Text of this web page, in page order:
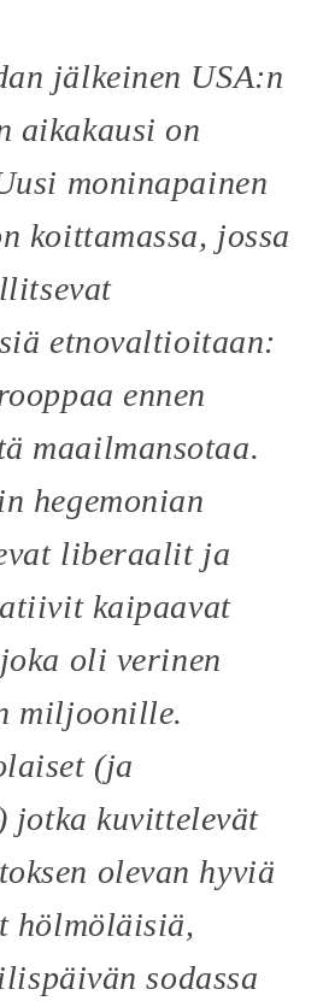
jälkeinen USA:n
aikakausi on
moninapainen
koittamassa, jossa
etnovaltioitaan:
ennen
maailmansotaa.
hegemonian
liberaalit ja
kaipaavat
oli verinen
miljoonille.
(ja
jotka kuvittelevät
olevan hyviä
hölmöläisiä,
sodassa